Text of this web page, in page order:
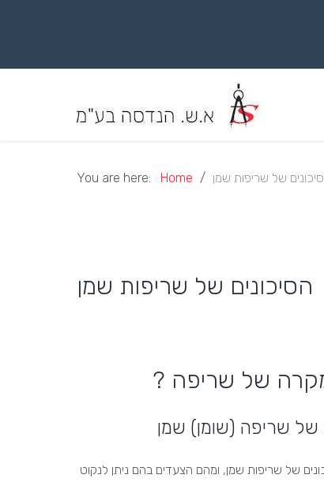
You are here: Home של שריפות שמן
הסיכונים של שריפות שמן
של שריפה ?
של שריפה (שומן) שמן
של שריפות שמן, ומהם הצעדים בהם ניתן לנקוט